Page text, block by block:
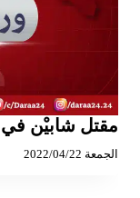
مقتل شابيْن
الجمعة 2022/04/22